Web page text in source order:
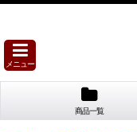
メニュー
商品一覧